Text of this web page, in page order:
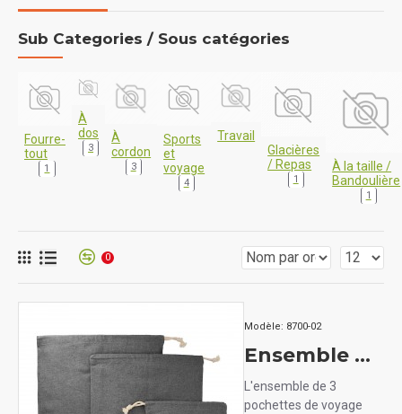
Sub Categories / Sous catégories
Fourre-
tout
1
À
dos
3
À
cordon
3
Sports
et
voyage
4
Travail
Glacières
/ Repas
1
À la taille /
Bandoulière
1
0
Modèle: 8700-02
Ensemble de pochettes de voyage en coton recyclé
L'ensemble de 3
pochettes de voyage